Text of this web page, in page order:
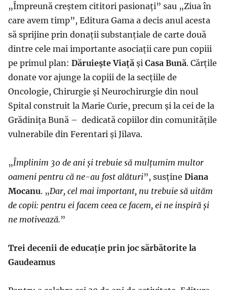
„Împreună creștem cititori pasionați” sau „Ziua în
care avem timp”, Editura Gama a decis anul acesta
să sprijine prin donații substanțiale de carte două
dintre cele mai importante asociații care pun copiii
pe primul plan: Dăruiește Viață și Casa Bună. Cărțile
donate vor ajunge la copiii de la secțiile de
Oncologie, Chirurgie și Neurochirurgie din noul
Spital construit la Marie Curie, precum și la cei de la
Grădinița Bună – dedicată copiilor din comunitățile
vulnerabile din Ferentari și Jilava.
„Împlinim 30 de ani și trebuie să mulțumim multor
oameni pentru că ne-au fost alături”, susține Diana
Mocanu. „Dar, cel mai important, nu trebuie să uităm
de copii: pentru ei facem ceea ce facem, ei ne inspiră și
ne motivează.”
Trei decenii de educație prin joc sărbătorite la
Gaudeamus